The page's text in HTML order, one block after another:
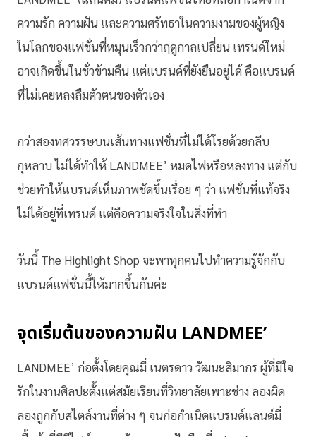
ความรัก ความฝัน และความศรัทธาในความงามของผู้หญิง
ในโลกของแฟชั่นที่หมุนเร็วกว่าฤดูกาลเปลี่ยน เทรนด์ใหม่
อาจเกิดขึ้นในชั่วข้ามคืน แต่แบรนด์ที่ยังยืนอยู่ได้ คือแบรนด์
ที่ไม่เคยหลงลืมตัวตนของตัวเอง
กว่าสองทศวรรษบนเส้นทางแฟชั่นที่ไม่ได้โรยด้วยกลีบ
กุหลาบ ไม่ได้ทำให้ LANDMEE’ หมดไฟหรือหลงทาง แต่กับ
ช่วยทำให้แบรนด์เห็นภาพชัดขึ้นเรื่อย ๆ ว่า แฟชั่นที่แท้จริง
ไม่ได้อยู่ที่เทรนด์ แต่คือความจริงใจในสิ่งที่ทำ
วันนี้ The Highlight Shop จะพาทุกคนไปทำความรู้จักกับ
แบรนด์แฟชั่นนี้ให้มากขึ้นกันค่ะ
จุดเริ่มต้นของความฝัน LANDMEE’
LANDMEE’ ก่อตั้งโดยคุณมี่ เนตรดาว วัฒนะสิมากร ผู้ที่มีใจ
รักในงานศิลปะตั้งแต่สมัยเรียนที่วิทยาลัยเพาะช่าง ลองผิด
ลองถูกกับสไตล์งานที่ต่าง ๆ จนก่อกำเนิดแบรนด์แลนด์มี่